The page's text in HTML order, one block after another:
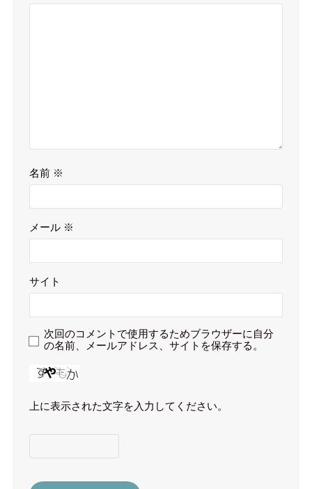
名前 ※
メール ※
サイト
次回のコメントで使用するためブラウザーに自分
の名前、メールアドレス、サイトを保存する。
上に表示された文字を入力してください。